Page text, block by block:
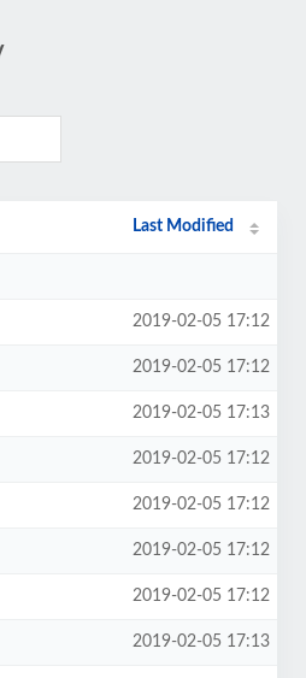
Last Modified
2019-02-05 17:12
2019-02-05 17:12
2019-02-05 17:13
2019-02-05 17:12
2019-02-05 17:12
2019-02-05 17:12
2019-02-05 17:12
2019-02-05 17:13